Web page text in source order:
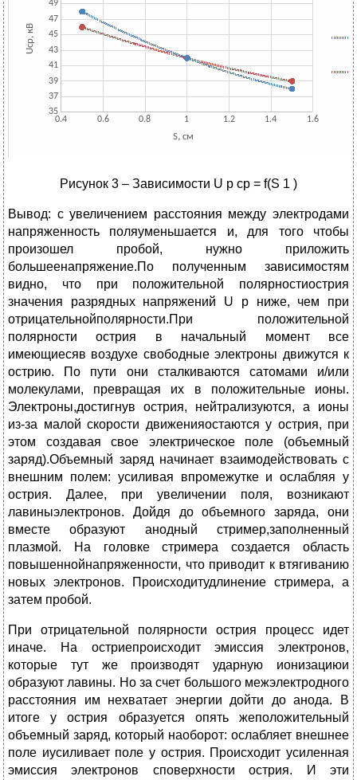
Рисунок 3 – Зависимости U р ср = f(S 1 )
Вывод: с увеличением расстояния между электродами
напряженность поляуменьшается и, для того чтобы
произошел пробой, нужно приложить
большеенапряжение.По полученным зависимостям
видно, что при положительной полярностиострия
значения разрядных напряжений U р ниже, чем при
отрицательнойполярности.При положительной
полярности острия в начальный момент все
имеющиесяв воздухе свободные электроны движутся к
острию. По пути они сталкиваются сатомами и/или
молекулами, превращая их в положительные ионы.
Электроны,достигнув острия, нейтрализуются, а ионы
из-за малой скорости движенияостаются у острия, при
этом создавая свое электрическое поле (объемный
заряд).Объемный заряд начинает взаимодействовать с
внешним полем: усиливая впромежутке и ослабляя у
острия. Далее, при увеличении поля, возникают
лавиныэлектронов. Дойдя до объемного заряда, они
вместе образуют анодный стример,заполненный
плазмой. На головке стримера создается область
повышеннойнапряженности, что приводит к втягиванию
новых электронов. Происходитудлинение стримера, а
затем пробой.
При отрицательной полярности острия процесс идет
иначе. На остриепроисходит эмиссия электронов,
которые тут же производят ударную ионизациюи
образуют лавины. Но за счет большого межэлектродного
расстояния им нехватает энергии дойти до анода. В
итоге у острия образуется опять жеположительный
объемный заряд, который наоборот: ослабляет внешнее
поле иусиливает поле у острия. Происходит усиленная
эмиссия электронов споверхности острия. И эти